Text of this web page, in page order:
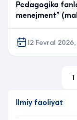
Pedagogika
menejment”
12 Fevral
1
Ilmiy faoliyat